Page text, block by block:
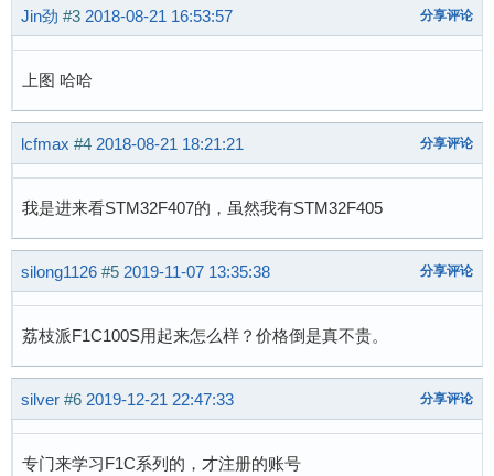
Jin劲 #3 2018-08-21 16:53:57 分享评论
上图 哈哈
lcfmax #4 2018-08-21 18:21:21 分享评论
我是进来看STM32F407的，虽然我有STM32F405
silong1126 #5 2019-11-07 13:35:38 分享评论
荔枝派F1C100S用起来怎么样？价格倒是真不贵。
silver #6 2019-12-21 22:47:33 分享评论
专门来学习F1C系列的，才注册的账号